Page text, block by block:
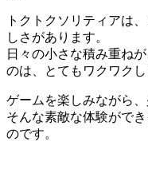
トクトクソリティアは
しさがあります。
日々の小さな積み重ね
のは、とてもワクワクし
ゲームを楽しみながら
そんな素敵な体験がで
のです。